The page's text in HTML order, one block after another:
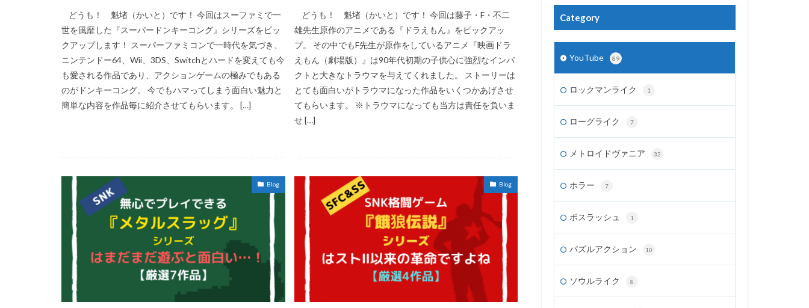
どうも！ 魁堵（かいと）です！ 今回はスーファミで一
世を風靡した『スーパードンキーコング』シリーズをピッ
クアップします！ スーパーファミコンで一時代を気づき、
ニンテンドー64、Wii、3DS、Switchとハードを変えても今
も愛される作品であり、アクションゲームの極みでもある
のがドンキーコング。 今でもハマってしまう面白い魅力と
簡単な内容を作品毎に紹介させてもらいます。 […]
どうも！ 魁堵（かいと）です！ 今回は藤子・F・不二
雄先生原作のアニメである『ドラえもん』をピックアッ
プ。 その中でもF先生が原作をしているアニメ『映画ドラ
えもん（劇場版）』は90年代初期の子供心に強烈なインパ
クトと大きなトラウマを与えてくれました。 ストーリーは
とても面白いがトラウマになった作品をいくつかあげさせ
てもらいます。 ※トラウマになっても当方は責任を負いま
せ […]
Blog Blog
Category
YouTube 89
ロックマンライク 1
ローグライク 7
メトロイドヴァニア 32
ホラー 7
ボスラッシュ 1
パズルアクション 10
ソウルライク 8